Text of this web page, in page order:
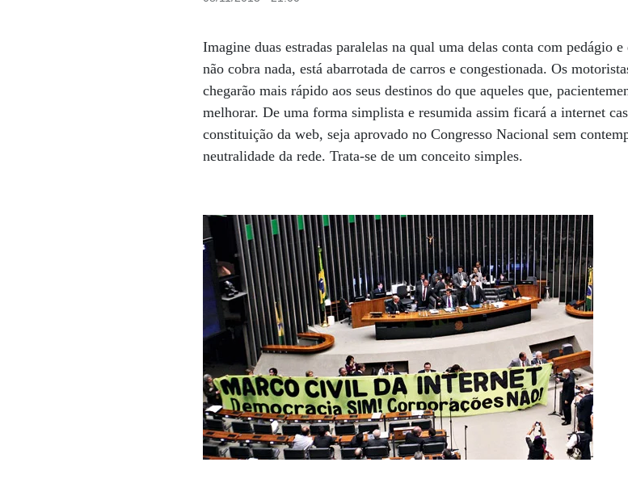
Imagine duas estradas paralelas na qual uma delas conta com pedágio
não cobra nada, está abarrotada de carros e congestionada. Os
chegarão mais rápido aos seus destinos do que aqueles que,
melhorar. De uma forma simplista e resumida assim ficará a internet
constituição da web, seja aprovado no Congresso Nacional sem
neutralidade da rede. Trata-se de um conceito simples.